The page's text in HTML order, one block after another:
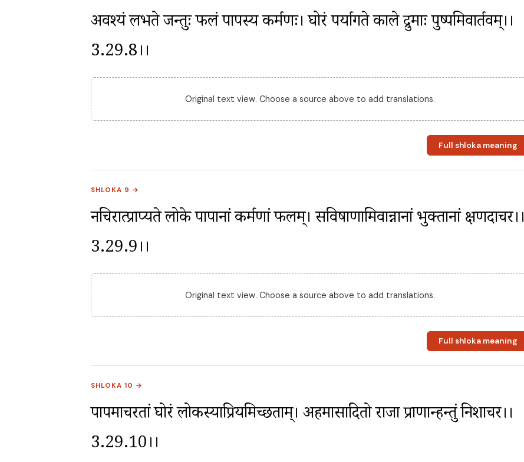
अवश्यं लभते जन्तुः फलं पापस्य कर्मणः। घोरं पर्यागते काले द्रुमाः पुष्पमिवार्तवम्।।
3.29.8।।
Original text view. Choose a source above to add translations.
Full shloka meaning
SHLOKA 9 →
नचिरात्प्राप्यते लोके पापानां कर्मणां फलम्। सविषाणामिवान्नानां भुक्तानां क्षणदाचर।।
3.29.9।।
Original text view. Choose a source above to add translations.
Full shloka meaning
SHLOKA 10 →
पापमाचरतां घोरं लोकस्याप्रियमिच्छताम्। अहमासादितो राजा प्राणान्हन्तुं निशाचर।।
3.29.10।।